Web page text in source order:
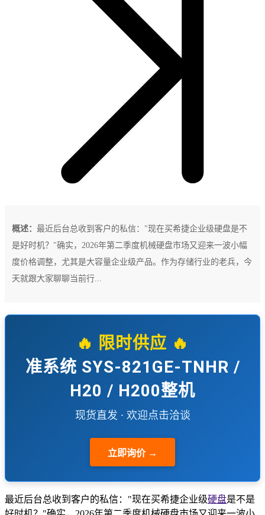
概述： 最近后台总收到客户的私信："现在买希捷企业级硬盘是不
是好时机？"确实，2026年第二季度机械硬盘市场又迎来一波小幅
度价格调整，尤其是大容量企业级产品。作为存储行业的老兵，今
天就跟大家聊聊当前行...
🔥 限时供应 🔥
准系统 SYS-821GE-TNHR /
H20 / H200整机
现货直发 · 欢迎点击洽谈
立即询价 →
最近后台总收到客户的私信："现在买希捷企业级硬盘是不是